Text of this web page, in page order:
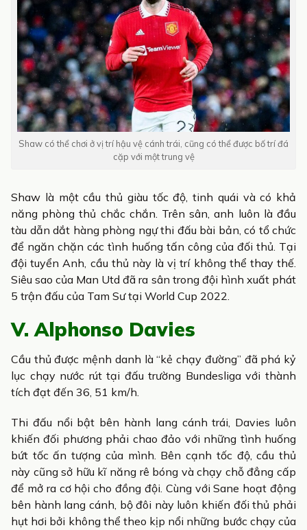
Shaw có thể chơi ở vị trí hậu vệ cánh trái, cũng có thể được bố trí đá
cặp với một trung vệ
Shaw là một cầu thủ giàu tốc độ, tinh quái và có khả
năng phòng thủ chắc chắn. Trên sân, anh luôn là đầu
tàu dẫn dắt hàng phòng ngự thi đấu bài bản, có tổ chức
để ngăn chặn các tình huống tấn công của đối thủ. Tại
đội tuyển Anh, cầu thủ này là vị trí không thể thay thế.
Siêu sao của Man Utd đã ra sân trong đội hình xuất phát
5 trận đấu của Tam Sư tại World Cup 2022.
V. Alphonso Davies
Cầu thủ được mệnh danh là “kẻ chạy đường” đã phá kỷ
lục chạy nước rút tại đấu trường Bundesliga với thành
tích đạt đến 36, 51 km/h.
Thi đấu nổi bật bên hành lang cánh trái, Davies luôn
khiến đối phương phải chao đảo với những tình huống
bứt tốc ấn tượng của mình. Bên cạnh tốc độ, cầu thủ
này cũng sở hữu kĩ năng rê bóng và chạy chỗ đẳng cấp
để mở ra cơ hội cho đồng đội. Cùng với Sane hoạt động
bên hành lang cánh, bộ đôi này luôn khiến đối thủ phải
hụt hơi bởi không thể theo kịp nổi những bước chạy của